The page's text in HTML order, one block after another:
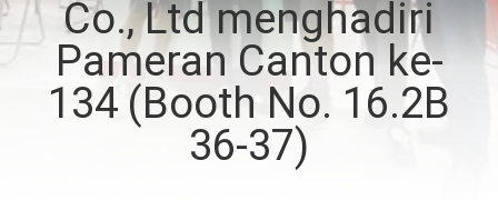
KONTROL
KUALITAS
Co., Ltd menghadiri
Pameran Canton ke-
134 (Booth No. 16.2B
36-37)